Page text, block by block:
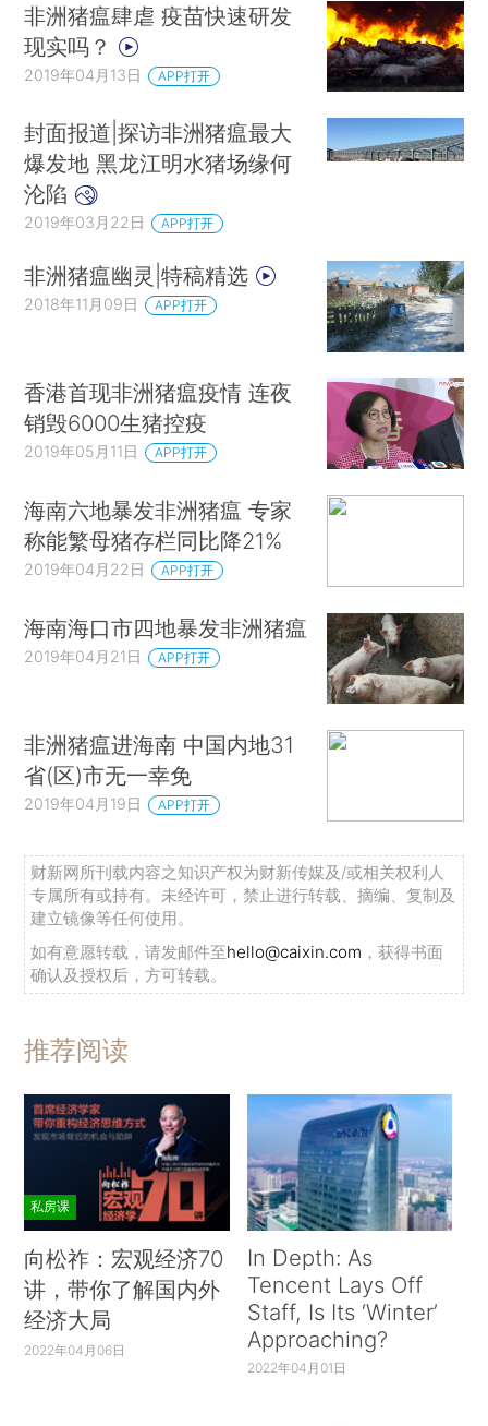
非洲猪瘟肆虐 疫苗快速研发
现实吗？
2019年04月13日 APP打开
封面报道|探访非洲猪瘟最大
爆发地 黑龙江明水猪场缘何
沦陷
2019年03月22日 APP打开
非洲猪瘟幽灵|特稿精选
2018年11月09日 APP打开
香港首现非洲猪瘟疫情 连夜
销毁6000生猪控疫
2019年05月11日 APP打开
海南六地暴发非洲猪瘟 专家
称能繁母猪存栏同比降21%
2019年04月22日 APP打开
海南海口市四地暴发非洲猪瘟
2019年04月21日 APP打开
非洲猪瘟进海南 中国内地31
省(区)市无一幸免
2019年04月19日 APP打开
财新网所刊载内容之知识产权为财新传媒及/或相关权利人
专属所有或持有。未经许可，禁止进行转载、摘编、复制及
建立镜像等任何使用。
如有意愿转载，请发邮件至hello@caixin.com ，获得书面
确认及授权后，方可转载。
推荐阅读
私房课
向松祚：宏观经济70
讲，带你了解国内外
经济大局
2022年04月06日
In Depth: As
Tencent Lays Off
Staff, Is Its ‘Winter’
Approaching?
2022年04月01日